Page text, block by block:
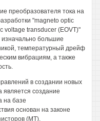
преобразователя тока на
"magneto optic
voltage transducer (EOVT)"
большие
температурный дрейф
вибрациям, а также
в создании новых
является создание
на базе
основан на законе
(МТ),